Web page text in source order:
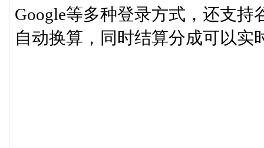
Google等多种登录方式，还支
自动换算，同时结算分成可以实